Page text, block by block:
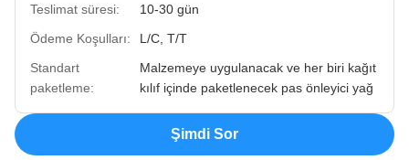
Teslimat süresi:
10-30 gün
Ödeme Koşulları:
L/C, T/T
Standart
paketleme:
Malzemeye uygulanacak ve her biri kağıt
kılıf içinde paketlenecek pas önleyici yağ
Şimdi Sor